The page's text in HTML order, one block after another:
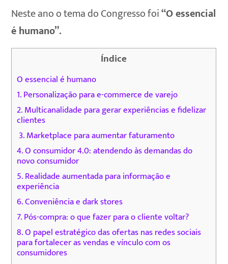
Neste ano o tema do Congresso foi“O essencial
é humano”.
Índice
O essencial é humano
1. Personalização para e-commerce de varejo
2. Multicanalidade para gerar experiências e fidelizar
clientes
3. Marketplace para aumentar faturamento
4. O consumidor 4.0: atendendo às demandas do
novo consumidor
5. Realidade aumentada para informação e
experiência
6. Conveniência e dark stores
7. Pós-compra: o que fazer para o cliente voltar?
8. O papel estratégico das ofertas nas redes sociais
para fortalecer as vendas e vínculo com os
consumidores